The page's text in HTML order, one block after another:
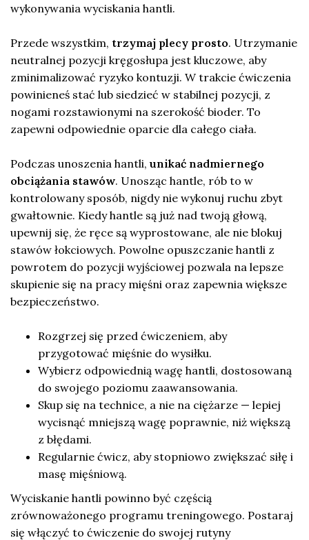
wykonywania wyciskania hantli.
Przede wszystkim, trzymaj plecy prosto. Utrzymanie
neutralnej pozycji kręgosłupa jest kluczowe, aby
zminimalizować ryzyko kontuzji. W trakcie ćwiczenia
powinieneś stać lub siedzieć w stabilnej pozycji, z
nogami rozstawionymi na szerokość bioder. To
zapewni odpowiednie oparcie dla całego ciała.
Podczas unoszenia hantli, unikać nadmiernego
obciążania stawów. Unosząc hantle, rób to w
kontrolowany sposób, nigdy nie wykonuj ruchu zbyt
gwałtownie. Kiedy hantle są już nad twoją głową,
upewnij się, że ręce są wyprostowane, ale nie blokuj
stawów łokciowych. Powolne opuszczanie hantli z
powrotem do pozycji wyjściowej pozwala na lepsze
skupienie się na pracy mięśni oraz zapewnia większe
bezpieczeństwo.
Rozgrzej się przed ćwiczeniem, aby
przygotować mięśnie do wysiłku.
Wybierz odpowiednią wagę hantli, dostosowaną
do swojego poziomu zaawansowania.
Skup się na technice, a nie na ciężarze — lepiej
wycisnąć mniejszą wagę poprawnie, niż większą
z błędami.
Regularnie ćwicz, aby stopniowo zwiększać siłę i
masę mięśniową.
Wyciskanie hantli powinno być częścią
zrównoważonego programu treningowego. Postaraj
się włączyć to ćwiczenie do swojej rutyny